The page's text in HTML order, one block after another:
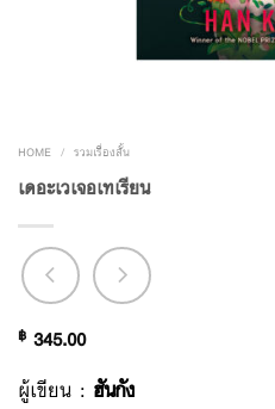
HOME / รวมเรื่องสั้น
เดอะเวเจอเทเรียน
฿ 345.00
ผู้เขียน : ฮันกัง